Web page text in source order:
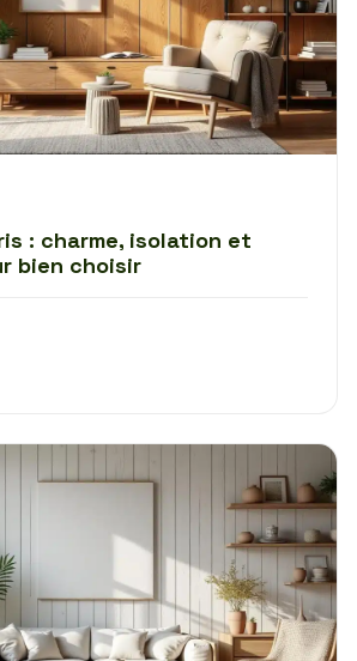
: charme, isolation et
bien choisir